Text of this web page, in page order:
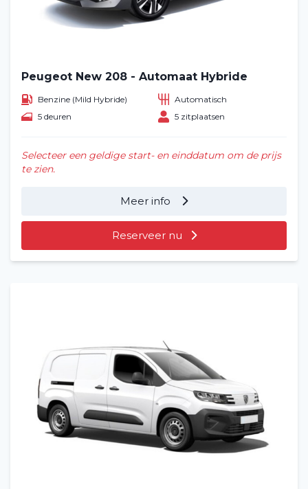
Peugeot New 208 - Automaat Hybride
Benzine (Mild Hybride)
Automatisch
5 deuren
5 zitplaatsen
Selecteer een geldige start- en einddatum om de prijs
te zien.
Meer info
Reserveer nu